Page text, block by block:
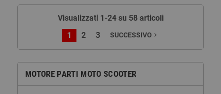
MOTORE PARTI MOTO SCOOTER
Visualizzati 1-24 su 58 articoli
1
2 3 SUCCESSIVO navigate_next